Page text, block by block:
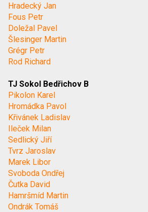
Hradecký Jan
Fous Petr
Doležal Pavel
Šlesinger Martin
Grégr Petr
Rod Richard
TJ Sokol Bedřichov B
Pikolon Karel
Hromádka Pavol
Křivánek Ladislav
Ileček Milan
Sedlický Jiří
Tvrz Jaroslav
Marek Libor
Svoboda Ondřej
Čutka David
Hamršmíd Martin
Ondrák Tomáš